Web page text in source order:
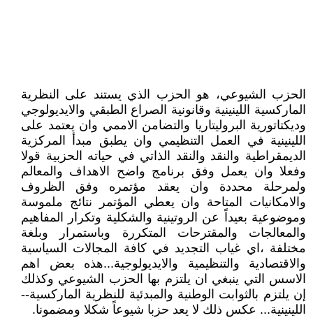
الحزب الشيوعي، هو الحزب الذي يستند على النظرية
الماركسية اللينينية وقانونية الصراع الطبقي والايديولوجي
وديكتاتورية البروليتاريا والتضامن الاممي وان يعتمد على
اللينينية في العمل التنظيمي وان يطبق مبدأ المركزية
الديمقراطية والنقد والنقد الذاتي في حياته الحزبية قولا
وفعلا وان يعمل وفق برنامج واضح الاهداف والمعالم
ولمرحلة محددة وان يعقد مؤتمره وفق الظروف
والامكانيات المتاحة وان يعطي المؤتمر نتائج ملموسة
وموضوعية بعيداً عن الروتينية والشكلية وتكرار المفاهيم
والمعالجات والمقترحات المتكررة وباستمرار وبلغة
مختلفة ،اي غياب التجديد في كافة المجالات السياسية
والاقتصادية والتنظيمية والايديولوجية...هذه بعض اهم
الاسس التي ينبغي ان يلتزم بها الحزب الشيوعي وكذلك
إن يلتزم بالثوابت الوطنية والمبدئية للنظرية الماركسية--
اللينينية... عكس ذلك لا يعد حزبا شيوعاً شكلا ومضمونا.